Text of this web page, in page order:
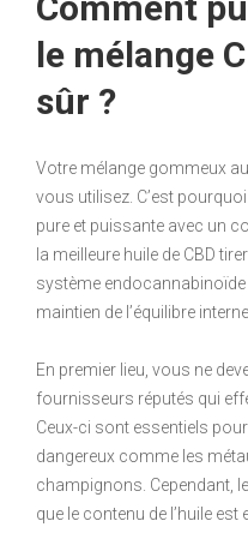
le mélange
sûr ?
Votre mélange gommeux
vous utilisez. C’est
pure et puissante avec un
la meilleure huile de CBD
système
maintien de l’équilibre interne.
En premier lieu, vous ne
fournisseurs réputés qui
Ceux-ci sont essentiels
dangereux comme les
champignons. Cependant,
que le contenu de l’huile est